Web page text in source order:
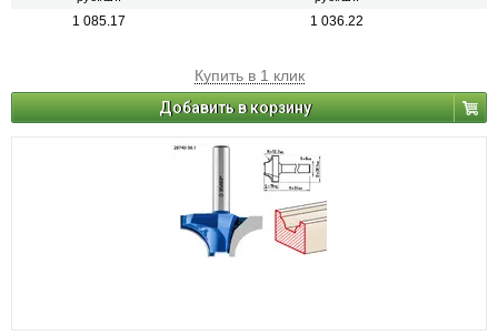
1 085.17 1 036.22
Купить в 1 клик
Добавить в корзину